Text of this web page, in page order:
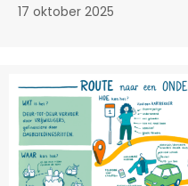
17 oktober 2025